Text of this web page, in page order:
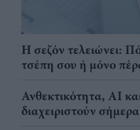
Η σεζόν τελειώνει:
τσέπη σου ή μόνο
Ανθεκτικότητα, AI
διαχειριστούν